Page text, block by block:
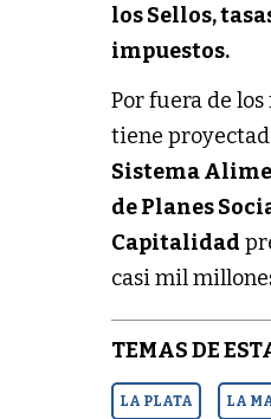
los Sellos,
impuestos.
Por fuera de
tiene
Sistema
de Planes
Capitalidad
casi mil
TEMAS DE
LA PLATA LA